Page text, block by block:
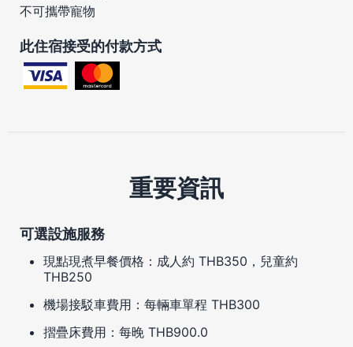
不可攜帶寵物
此住宿接受的付款方式
重要資訊
可選設施服務
現點現煮早餐價格：成人約 THB350，兒童約
THB250
機場接駁車費用：每輛車單程 THB300
摺疊床費用：每晚 THB900.0